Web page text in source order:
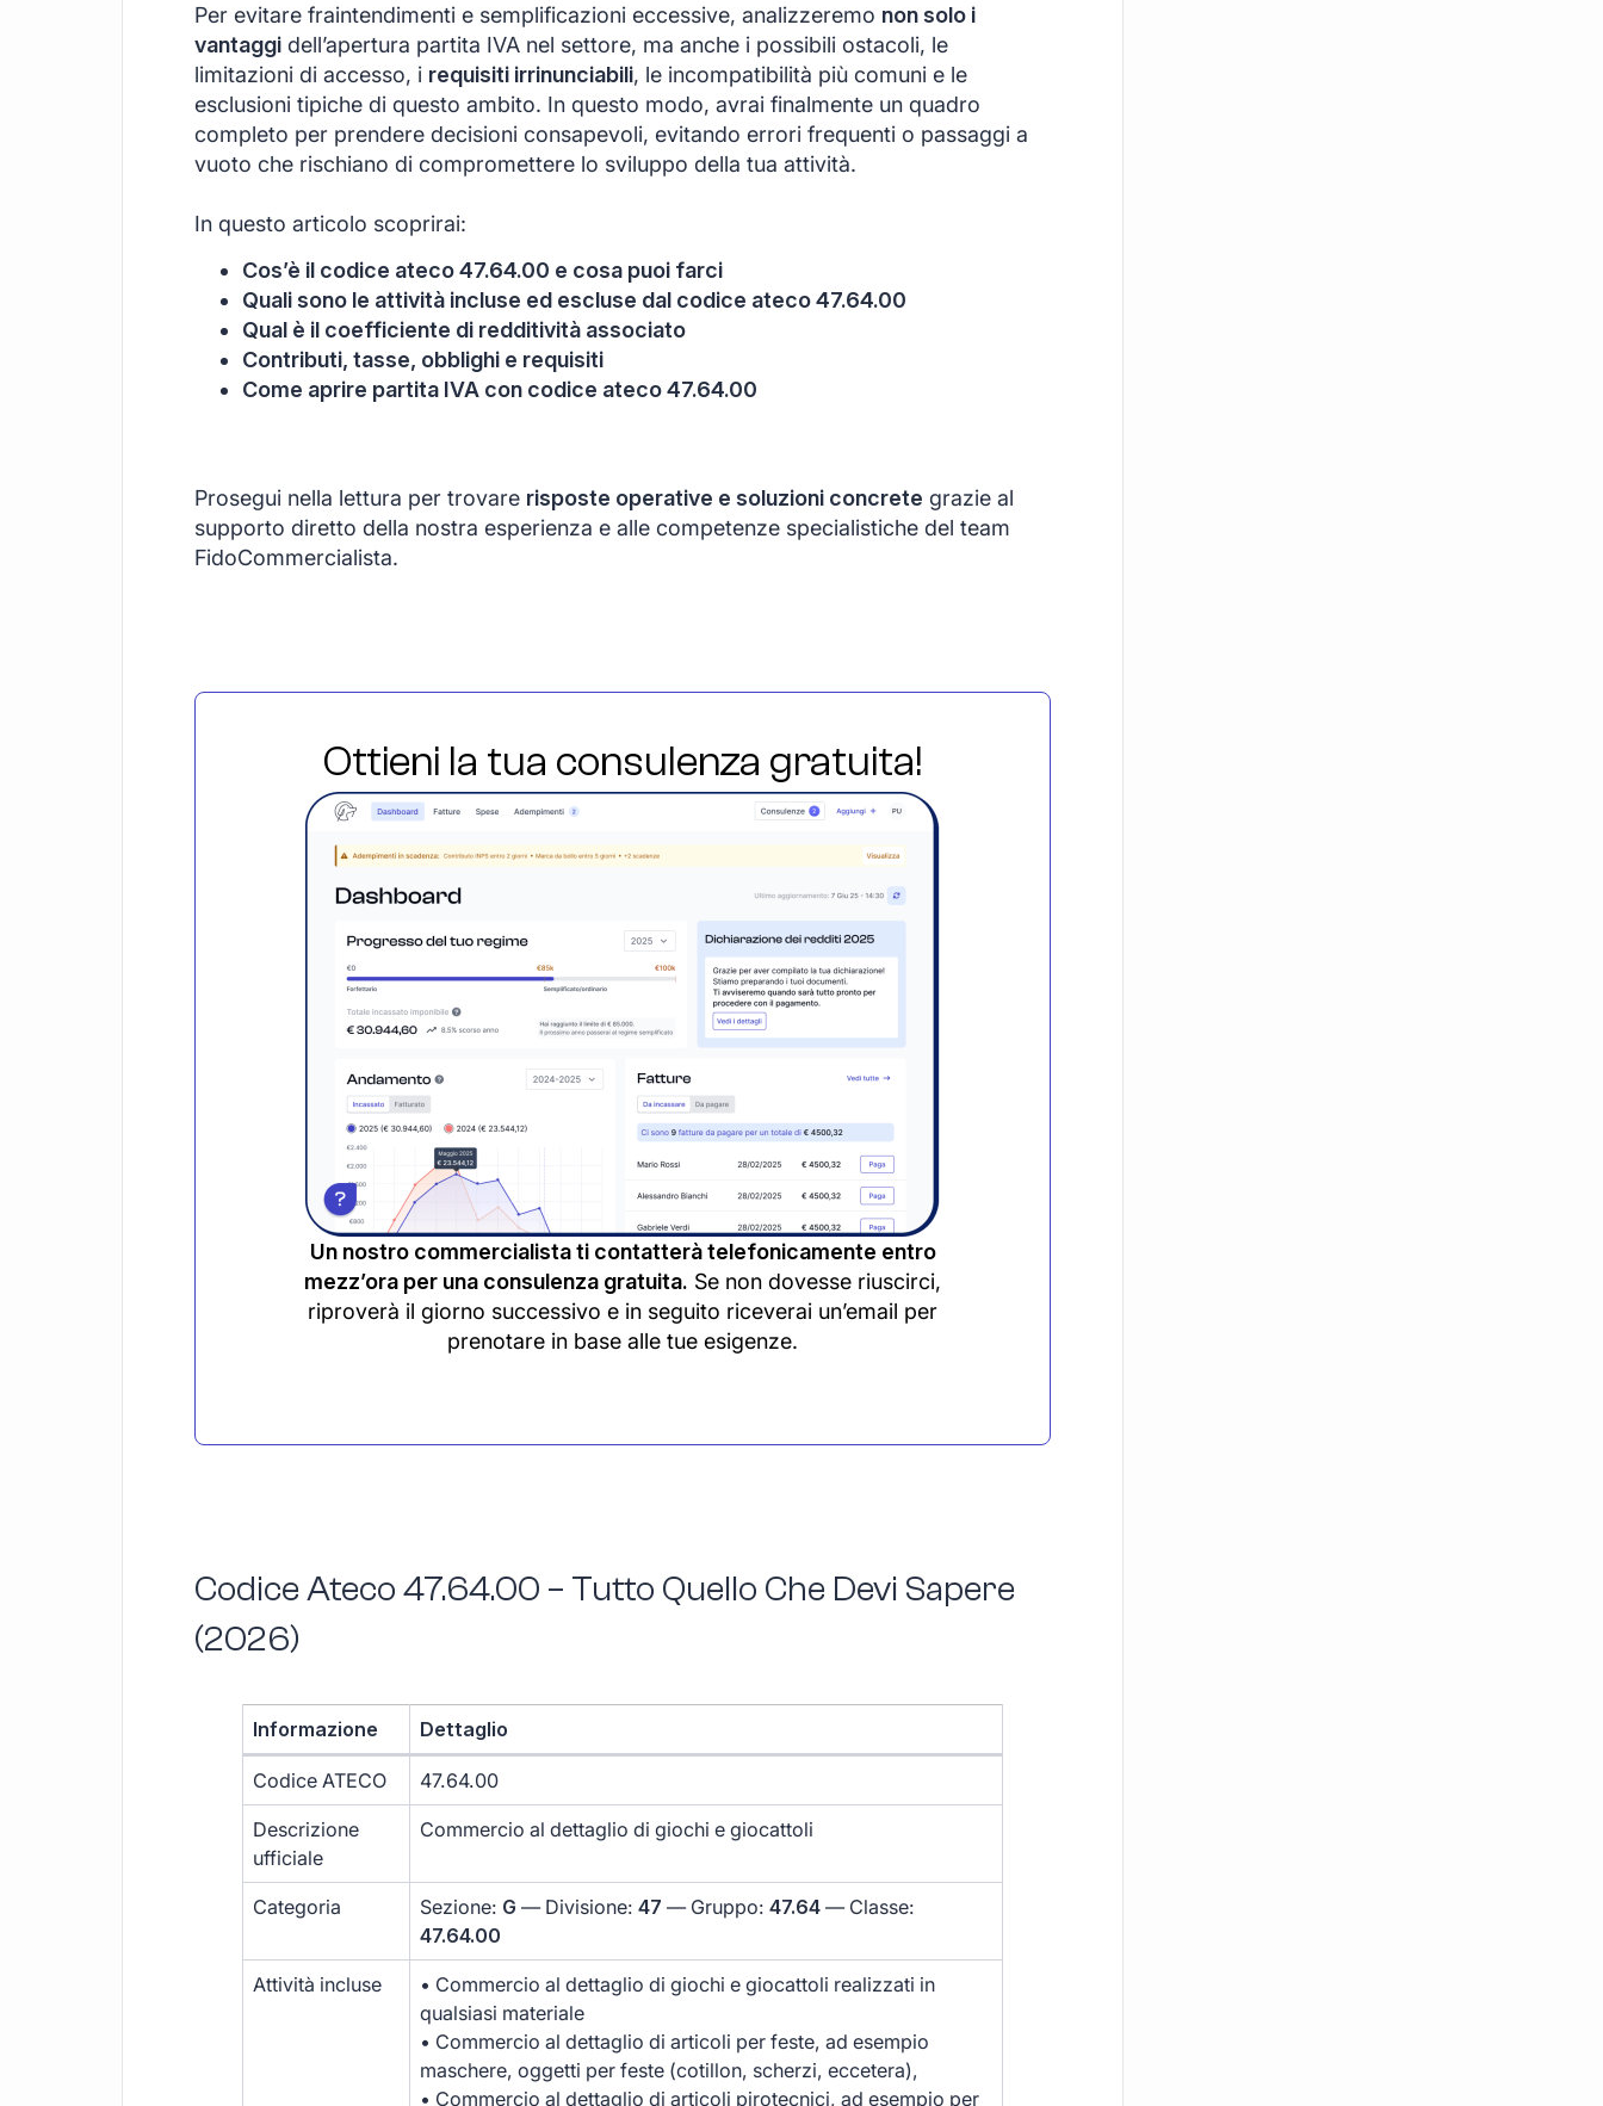
Per evitare fraintendimenti e semplificazioni eccessive, analizzeremo non solo i
vantaggi dell’apertura partita IVA nel settore, ma anche i possibili ostacoli, le
limitazioni di accesso, i requisiti irrinunciabili, le incompatibilità più comuni e le
esclusioni tipiche di questo ambito. In questo modo, avrai finalmente un quadro
completo per prendere decisioni consapevoli, evitando errori frequenti o passaggi a
vuoto che rischiano di compromettere lo sviluppo della tua attività.
In questo articolo scoprirai:
Cos’è il codice ateco 47.64.00 e cosa puoi farci
Quali sono le attività incluse ed escluse dal codice ateco 47.64.00
Qual è il coefficiente di redditività associato
Contributi, tasse, obblighi e requisiti
Come aprire partita IVA con codice ateco 47.64.00
Prosegui nella lettura per trovare risposte operative e soluzioni concrete grazie al
supporto diretto della nostra esperienza e alle competenze specialistiche del team
FidoCommercialista.
Ottieni la tua consulenza gratuita!
Un nostro commercialista ti contatterà telefonicamente entro
mezz’ora per una consulenza gratuita. Se non dovesse riuscirci,
riproverà il giorno successivo e in seguito riceverai un’email per
prenotare in base alle tue esigenze.
Codice Ateco 47.64.00 – Tutto Quello Che Devi Sapere
(2026)
Informazione Dettaglio
Codice ATECO 47.64.00
Descrizione
ufficiale
Commercio al dettaglio di giochi e giocattoli
Categoria Sezione: G — Divisione:47 — Gruppo:47.64 — Classe:
47.64.00
Attività incluse
• Commercio al dettaglio di giochi e giocattoli realizzati in
qualsiasi materiale
• Commercio al dettaglio di articoli per feste, ad esempio
maschere, oggetti per feste (cotillon, scherzi, eccetera),
• Commercio al dettaglio di articoli pirotecnici, ad esempio per